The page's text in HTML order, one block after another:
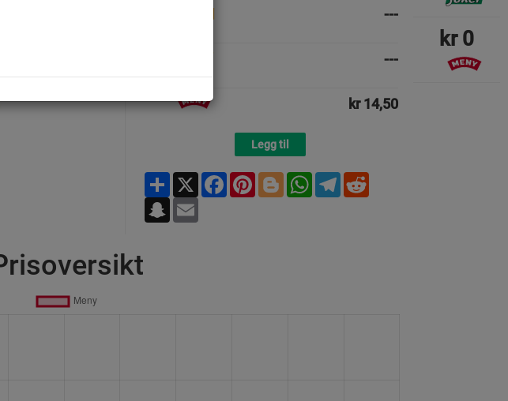
---
---
kr 14,50
Legg til
ShareX FacebookPinterestBloggerWhatsApp
TelegramReddit
Snapchat
kr 0